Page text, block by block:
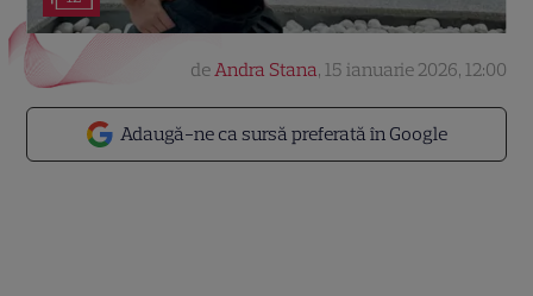
Adaugă-ne ca sursă preferată în Google
deAndra Stana, 15 ianuarie 2026, 12:00